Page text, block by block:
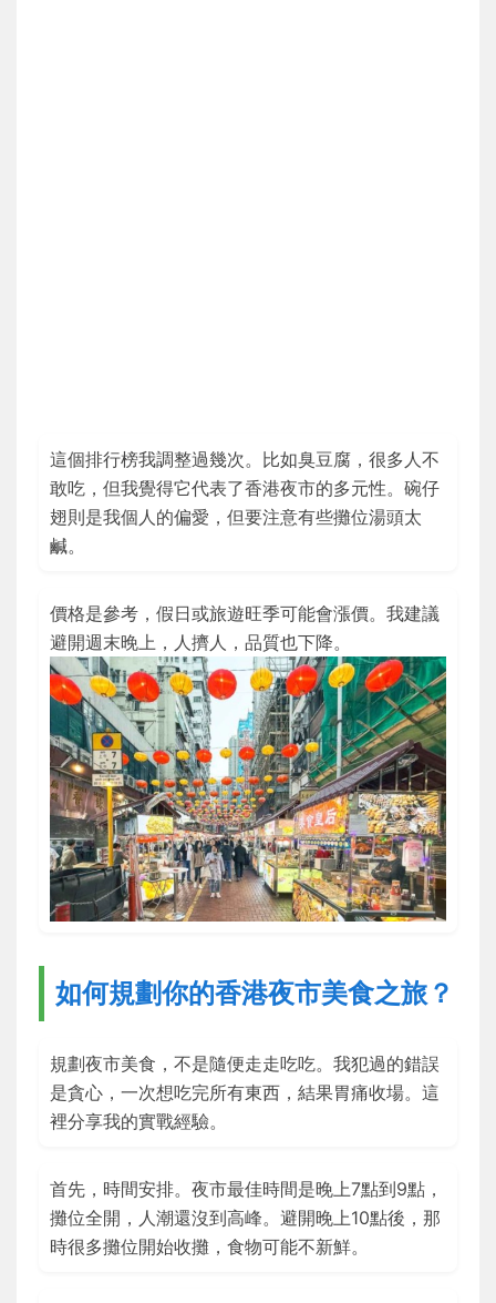
這個排行榜我調整過幾次。比如臭豆腐，很多人不
敢吃，但我覺得它代表了香港夜市的多元性。碗仔
翅則是我個人的偏愛，但要注意有些攤位湯頭太
鹹。
價格是參考，假日或旅遊旺季可能會漲價。我建議
避開週末晚上，人擠人，品質也下降。
如何規劃你的香港夜市美食之旅？
規劃夜市美食，不是隨便走走吃吃。我犯過的錯誤
是貪心，一次想吃完所有東西，結果胃痛收場。這
裡分享我的實戰經驗。
首先，時間安排。夜市最佳時間是晚上7點到9點，
攤位全開，人潮還沒到高峰。避開晚上10點後，那
時很多攤位開始收攤，食物可能不新鮮。